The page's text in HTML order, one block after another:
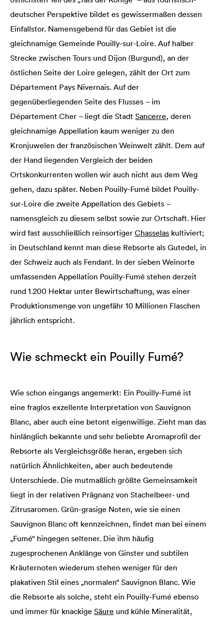
deutscher Perspektive bildet es gewissermaßen dessen
Einfallstor. Namensgebend für das Gebiet ist die
gleichnamige Gemeinde Pouilly-sur-Loire. Auf halber
Strecke zwischen Tours und Dijon (Burgund), an der
östlichen Seite der Loire gelegen, zählt der Ort zum
Département Pays Nivernais. Auf der
gegenüberliegenden Seite des Flusses – im
Département Cher – liegt die Stadt Sancerre, deren
gleichnamige Appellation kaum weniger zu den
Kronjuwelen der französischen Weinwelt zählt. Dem auf
der Hand liegenden Vergleich der beiden
Ortskonkurrenten wollen wir auch nicht aus dem Weg
gehen, dazu später. Neben Pouilly-Fumé bildet Pouilly-
sur-Loire die zweite Appellation des Gebiets –
namensgleich zu diesem selbst sowie zur Ortschaft. Hier
wird fast ausschließlich reinsortiger Chasselas kultiviert;
in Deutschland kennt man diese Rebsorte als Gutedel, in
der Schweiz auch als Fendant. In der sieben Weinorte
umfassenden Appellation Pouilly-Fumé stehen derzeit
rund 1.200 Hektar unter Bewirtschaftung, was einer
Produktionsmenge von ungefähr 10 Millionen Flaschen
jährlich entspricht.
Wie schmeckt ein Pouilly Fumé?
Wie schon eingangs angemerkt: Ein Pouilly-Fumé ist
eine fraglos exzellente Interpretation von Sauvignon
Blanc, aber auch eine betont eigenwillige. Zieht man das
hinlänglich bekannte und sehr beliebte Aromaprofil der
Rebsorte als Vergleichsgröße heran, ergeben sich
natürlich Ähnlichkeiten, aber auch bedeutende
Unterschiede. Die mutmaßlich größte Gemeinsamkeit
liegt in der relativen Prägnanz von Stachelbeer- und
Zitrusaromen. Grün-grasige Noten, wie sie einen
Sauvignon Blanc oft kennzeichnen, findet man bei einem
„Fumé“ hingegen seltener. Die ihm häufig
zugesprochenen Anklänge von Ginster und subtilen
Kräuternoten wiederum stehen weniger für den
plakativen Stil eines „normalen“ Sauvignon Blanc. Wie
die Rebsorte als solche, steht ein Pouilly-Fumé ebenso
und immer für knackige Säure und kühle Mineralität,